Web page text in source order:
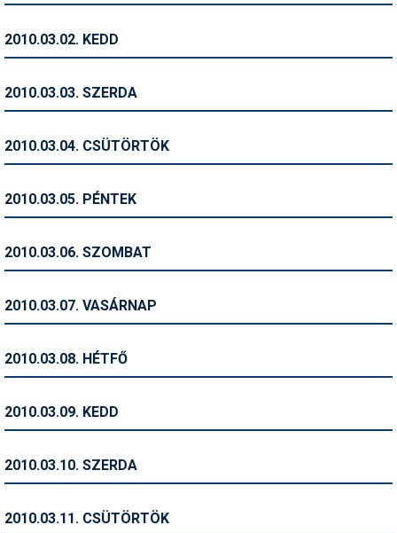
Ingatlan
Kerékpár
Magazinok
Pályázatok
Síbérletárak
2010.03.02. KEDD
2010.03.03. SZERDA
2010.03.04. CSÜTÖRTÖK
2010.03.05. PÉNTEK
2010.03.06. SZOMBAT
2010.03.07. VASÁRNAP
2010.03.08. HÉTFŐ
2010.03.09. KEDD
2010.03.10. SZERDA
2010.03.11. CSÜTÖRTÖK